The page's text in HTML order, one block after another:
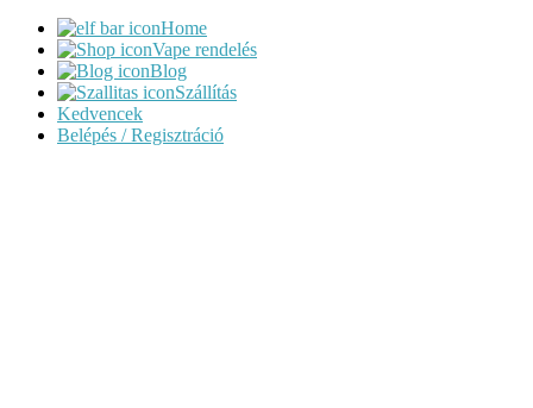
Home
Vape rendelés
Blog
Szállítás
Kedvencek
Belépés / Regisztráció